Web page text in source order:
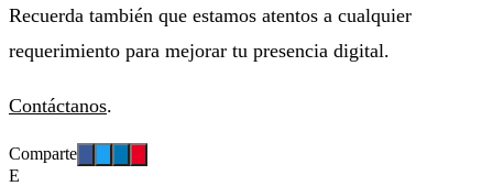
Recuerda también que estamos atentos a cualquier
requerimiento para mejorar tu presencia digital.
Contáctanos.
Comparte
E